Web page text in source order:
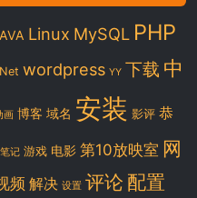
Linux MySQL PHP
wordpress YY 下载 中
画 博客 域名 安装 影评 恭
记 游戏 电影 第10放映室 网
频 解决 设置 评论 配置